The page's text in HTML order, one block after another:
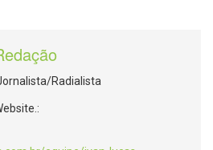
Radialista